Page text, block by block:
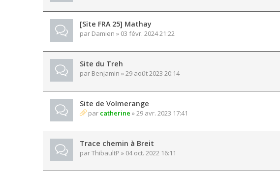
[Site FRA 25] Mathay
par Damien » 03 févr. 2024 21:22
Site du Treh
par Benjamin » 29 août 2023 20:14
Site de Volmerange
par catherine » 29 avr. 2023 17:41
Trace chemin à Breit
parThibaultP » 04 oct. 2022 16:11